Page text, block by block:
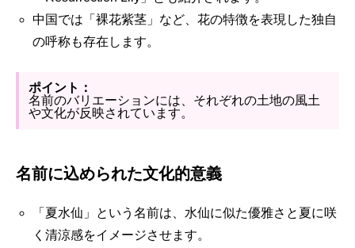
中国では「裸花紫茎」など、花の特徴を表現した独自
の呼称も存在します。
ポイント：
名前のバリエーションには、それぞれの土地の風土
や文化が反映されています。
名前に込められた文化的意義
「夏水仙」という名前は、水仙に似た優雅さと夏に咲
く清涼感をイメージさせます。